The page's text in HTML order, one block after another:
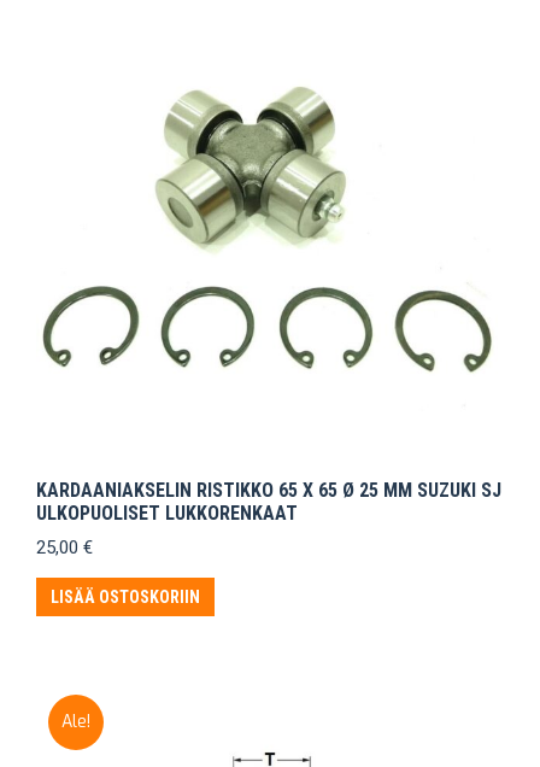
KARDAANIAKSELIN RISTIKKO 65 X 65 Ø 25 MM SUZUKI SJ
ULKOPUOLISET LUKKORENKAAT
25,00 €
LISÄÄ OSTOSKORIIN
Ale!